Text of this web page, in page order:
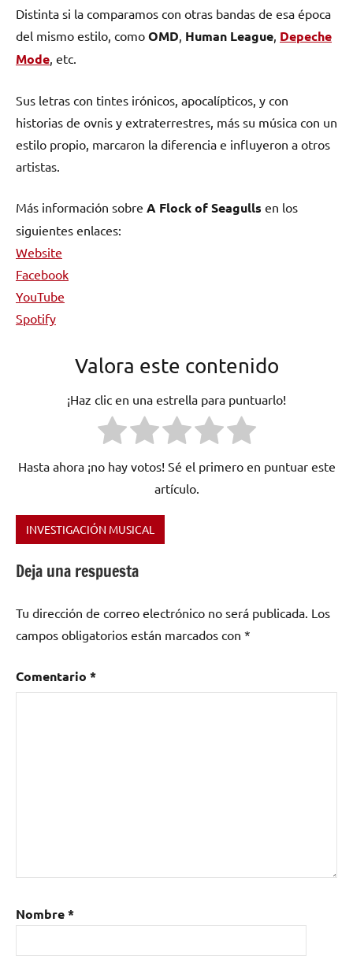
Distinta si la comparamos con otras bandas de esa época
del mismo estilo, como OMD Human League Depeche
Mode , etc.
Sus letras con tintes irónicos, apocalípticos, y con
historias de ovnis y extraterrestres, más su música con un
estilo propio, marcaron la diferencia e influyeron a otros
artistas.
Más información sobre A Flock of Seagulls en los
siguientes enlaces:
Website
Facebook
YouTube
Spotify
Valora este contenido
¡Haz clic en una estrella para puntuarlo!
Hasta ahora ¡no hay votos! Sé el primero en puntuar este
artículo.
Etiquetado
A
of
Seagulls,
rock
INVESTIGACIÓN MUSICAL
Deja una respuesta
Tu dirección de correo electrónico no será publicada. Los
campos obligatorios están marcados con *
Comentario *
Nombre*